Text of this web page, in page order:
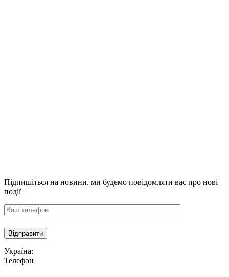
Підпишіться на новини, ми будемо повідомляти вас про нові
події
Україна:
Телефон